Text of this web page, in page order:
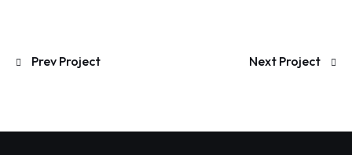
Prev Project Next Project